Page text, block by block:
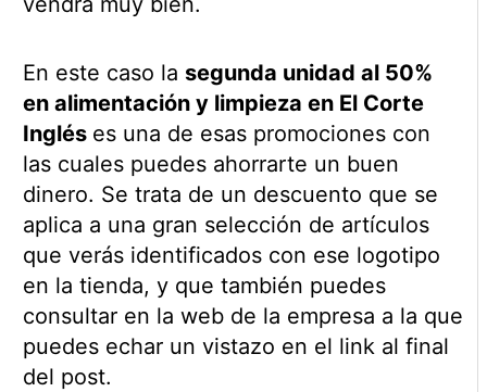
En este caso la segunda unidad al 50%
en alimentación y limpieza en El Corte
Inglés es una de esas promociones con
las cuales puedes ahorrarte un buen
dinero. Se trata de un descuento que se
aplica a una gran selección de artículos
que verás identificados con ese logotipo
en la tienda, y que también puedes
consultar en la web de la empresa a la que
puedes echar un vistazo en el link al final
del post.